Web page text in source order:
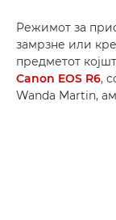
Режимот за
замрзне или
предметот
Canon EOS R6,
Wanda Martin,